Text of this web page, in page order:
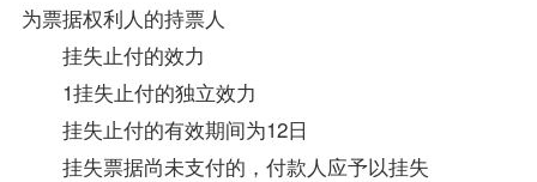
为票据权利人的持票人
挂失止付的效力
1挂失止付的独立效力
挂失止付的有效期间为12日
挂失票据尚未支付的，付款人应予以挂失